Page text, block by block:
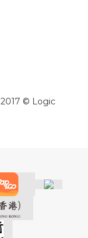
2017 © Logic